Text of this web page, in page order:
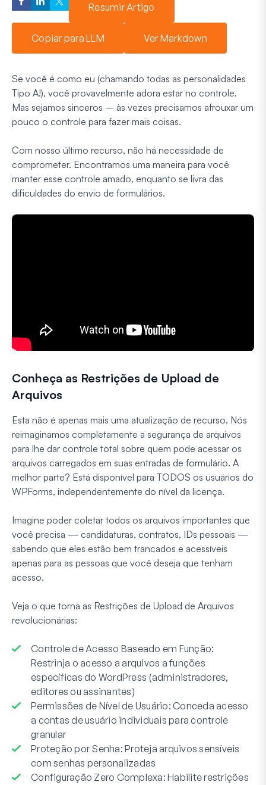
Resumir Artigo
Copiar para LLM Ver Markdown
Se você é como eu (chamando todas as personalidades
Tipo A!), você provavelmente adora estar no controle.
Mas sejamos sinceros – às vezes precisamos afrouxar um
pouco o controle para fazer mais coisas.
Com nosso último recurso, não há necessidade de
comprometer. Encontramos uma maneira para você
manter esse controle amado, enquanto se livra das
dificuldades do envio de formulários.
Conheça as Restrições de Upload de
Arquivos
Esta não é apenas mais uma atualização de recurso. Nós
reimaginamos completamente a segurança de arquivos
para lhe dar controle total sobre quem pode acessar os
arquivos carregados em suas entradas de formulário. A
melhor parte? Está disponível para TODOS os usuários do
WPForms, independentemente do nível da licença.
Imagine poder coletar todos os arquivos importantes que
você precisa — candidaturas, contratos, IDs pessoais —
sabendo que eles estão bem trancados e acessíveis
apenas para as pessoas que você deseja que tenham
acesso.
Veja o que torna as Restrições de Upload de Arquivos
revolucionárias:
Controle de Acesso Baseado em Função:
Restrinja o acesso a arquivos a funções
específicas do WordPress (administradores,
editores ou assinantes)
Permissões de Nível de Usuário: Conceda acesso
a contas de usuário individuais para controle
granular
Proteção por Senha: Proteja arquivos sensíveis
com senhas personalizadas
Configuração Zero Complexa: Habilite restrições